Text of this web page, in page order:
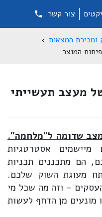
צור קשר
ומכירת המצאות
המוצר
מעצב תעשייתי
שדומה ל"מלחמה".
אסטרטגיות
הם מתכננים תכניות
מעוגת השוק שלכם.
- וזה מה שכל מי
מן הדחף לעשות